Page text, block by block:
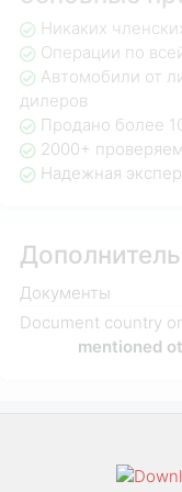
Никаких
Операции по
Автомобили от
дилеров
Продано более
2000+
Надежная
Документы
Document country
mentioned